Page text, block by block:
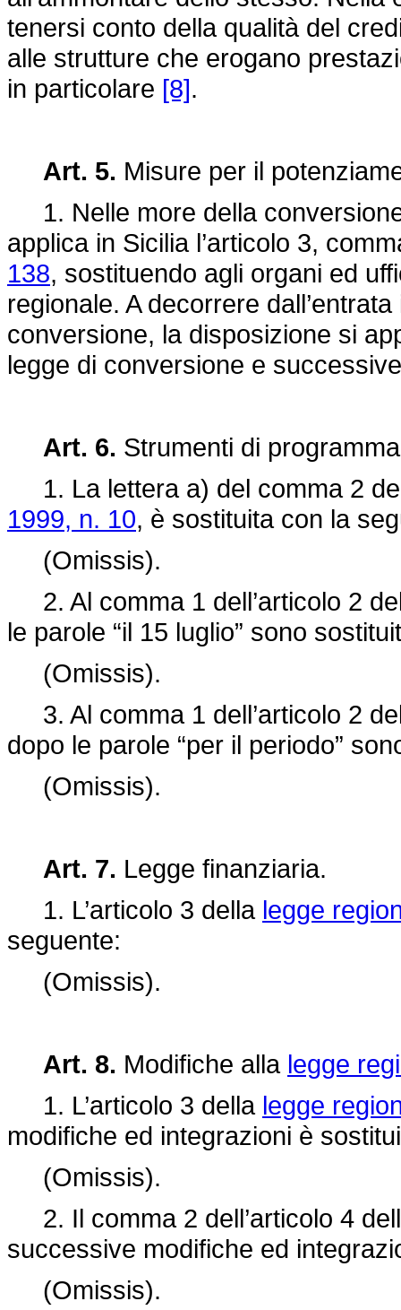
tenersi conto della qualità del
alle strutture che erogano
in particolare [8].
Art. 5. Misure per il
1. Nelle more della
applica in Sicilia l’articolo 3,
138, sostituendo agli organi ed
regionale. A decorrere
conversione, la disposizione si
legge di conversione e
Art. 6. Strumenti di
1. La lettera a) del comma 2
1999, n. 10, è sostituita con la
(Omissis).
2. Al comma 1 dell’articolo 2
le parole “il 15 luglio” sono
(Omissis).
3. Al comma 1 dell’articolo 2
dopo le parole “per il periodo”
(Omissis).
Art. 7. Legge finanziaria.
1. L’articolo 3 della legge
seguente:
(Omissis).
Art. 8. Modifiche alla legge
1. L’articolo 3 della legge
modifiche ed integrazioni è
(Omissis).
2. Il comma 2 dell’articolo 4
successive modifiche ed
(Omissis).